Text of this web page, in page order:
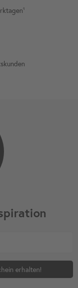
erhalten!